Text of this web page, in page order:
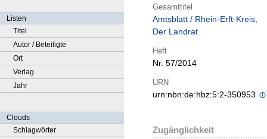
Listen
Titel
Autor / Beteiligte
Ort
Verlag
Jahr
Clouds
Schlagwörter
Gesamttitel
Amtsblatt / Rhein-Erft-Kreis,
Der Landrat
Heft
Nr. 57/2014
URN
urn:nbn:de:hbz:5:2-350953
Zugänglichkeit